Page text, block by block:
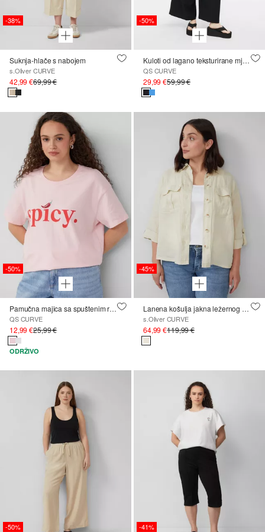
-38%
Suknja-hlače s nabojem
s.Oliver CURVE
42,99 €69,99 €
-50%
Kuloti od lagano teksturirane mješavine viskoze
QS CURVE
29,99 €59,99 €
-50%
Pamučna majica sa spuštenim ramenima i printom s prednje strane
QS CURVE
12,99 €25,99 €
ODRŽIVO
-45%
Lanena košulja jakna ležernog kroja sa širokim 3/4 rukavima
s.Oliver CURVE
64,99 €119,99 €
-50% -41%